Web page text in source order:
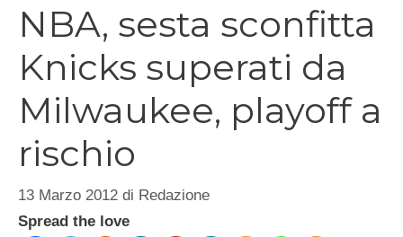
NBA, sesta sconfitta
Knicks superati da
Milwaukee, playoff a
rischio
13 Marzo 2012 di Redazione
Spread the love